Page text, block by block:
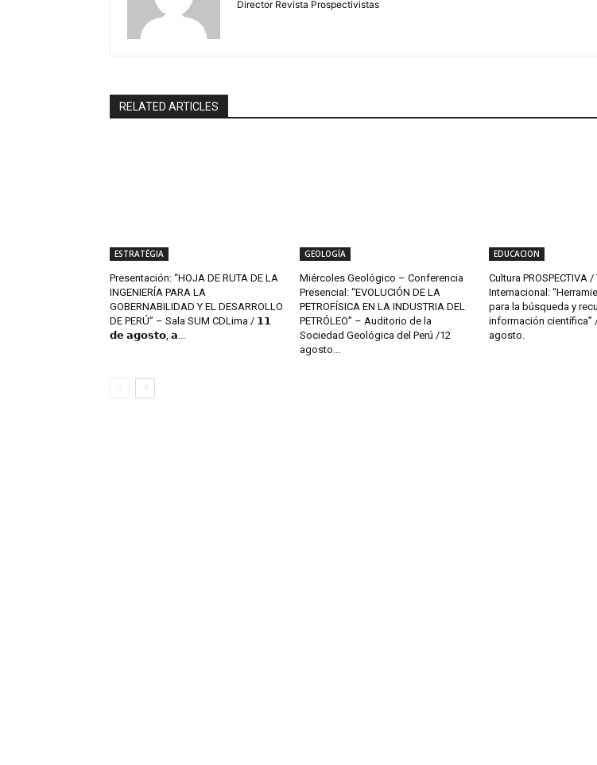
Director Revista Prospectivistas
RELATED ARTICLES
ESTRATÉGIA
Presentación: “HOJA DE RUTA DE LA
INGENIERÍA PARA LA
GOBERNABILIDAD Y EL DESARROLLO
DE PERÚ” – Sala SUM CDLima / 𝟭𝟭
𝗱𝗲 𝗮𝗴𝗼𝘀𝘁𝗼, 𝗮...
GEOLOGÍA
Miércoles Geológico – Conferencia
Presencial: “EVOLUCIÓN DE LA
PETROFÍSICA EN LA INDUSTRIA DEL
PETRÓLEO” – Auditorio de la
Sociedad Geológica del Perú /12
agosto...
EDUCACION
Cultura PROSPECTIVA /
Internacional:
para la búsqueda y
información científica”
agosto.